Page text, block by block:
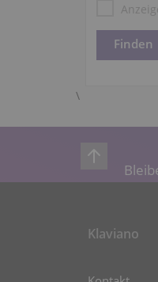
\
Klaviano